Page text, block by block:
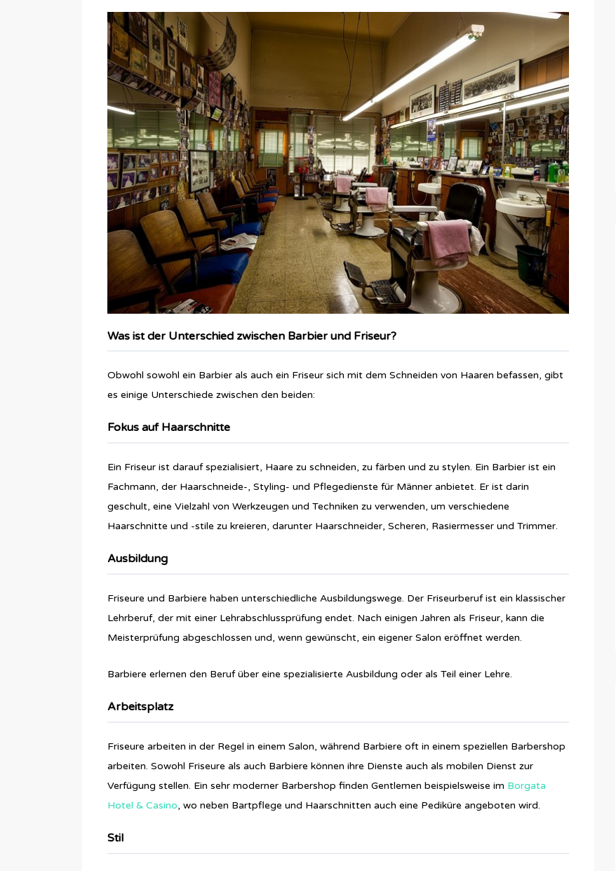
Was ist der Unterschied zwischen Barbier und Friseur?
Obwohl sowohl ein Barbier als auch ein Friseur sich mit dem Schneiden von Haaren befassen, gibt
es einige Unterschiede zwischen den beiden:
Fokus auf Haarschnitte
Ein Friseur ist darauf spezialisiert, Haare zu schneiden, zu färben und zu stylen. Ein Barbier ist ein
Fachmann, der Haarschneide-, Styling- und Pflegedienste für Männer anbietet. Er ist darin
geschult, eine Vielzahl von Werkzeugen und Techniken zu verwenden, um verschiedene
Haarschnitte und -stile zu kreieren, darunter Haarschneider, Scheren, Rasiermesser und Trimmer.
Ausbildung
Friseure und Barbiere haben unterschiedliche Ausbildungswege. Der Friseurberuf ist ein klassischer
Lehrberuf, der mit einer Lehrabschlussprüfung endet. Nach einigen Jahren als Friseur, kann die
Meisterprüfung abgeschlossen und, wenn gewünscht, ein eigener Salon eröffnet werden.
Barbiere erlernen den Beruf über eine spezialisierte Ausbildung oder als Teil einer Lehre.
Arbeitsplatz
Friseure arbeiten in der Regel in einem Salon, während Barbiere oft in einem speziellen Barbershop
arbeiten. Sowohl Friseure als auch Barbiere können ihre Dienste auch als mobilen Dienst zur
Verfügung stellen. Ein sehr moderner Barbershop finden Gentlemen beispielsweise im Borgata
Hotel & Casino, wo neben Bartpflege und Haarschnitten auch eine Pediküre angeboten wird.
Stil